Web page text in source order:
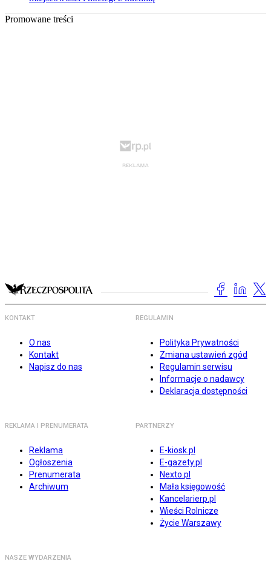
Promowane treści
KONTAKT
O nas
Kontakt
Napisz do nas
REGULAMIN
Polityka Prywatności
Zmiana ustawień zgód
Regulamin serwisu
Informacje o nadawcy
Deklaracja dostępności
REKLAMA I PRENUMERATA
Reklama
Ogłoszenia
Prenumerata
Archiwum
PARTNERZY
E-kiosk.pl
E-gazety.pl
Nexto.pl
Mała księgowość
Kancelarierp.pl
Wieści Rolnicze
Życie Warszawy
NASZE WYDARZENIA